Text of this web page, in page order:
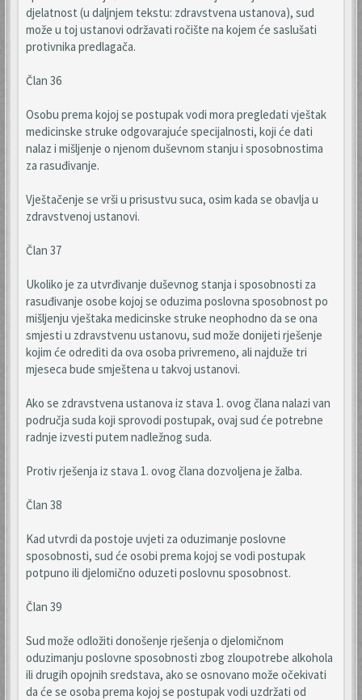
djelatnost (u daljnjem tekstu: zdravstvena ustanova), sud
može u toj ustanovi održavati ročište na kojem će saslušati
protivnika predlagača.
Član 36
Osobu prema kojoj se postupak vodi mora pregledati vještak
medicinske struke odgovarajuće specijalnosti, koji će dati
nalaz i mišljenje o njenom duševnom stanju i sposobnostima
za rasuđivanje.
Vještačenje se vrši u prisustvu suca, osim kada se obavlja u
zdravstvenoj ustanovi.
Član 37
Ukoliko je za utvrđivanje duševnog stanja i sposobnosti za
rasuđivanje osobe kojoj se oduzima poslovna sposobnost po
mišljenju vještaka medicinske struke neophodno da se ona
smjesti u zdravstvenu ustanovu, sud može donijeti rješenje
kojim će odrediti da ova osoba privremeno, ali najduže tri
mjeseca bude smještena u takvoj ustanovi.
Ako se zdravstvena ustanova iz stava 1. ovog člana nalazi van
područja suda koji sprovodi postupak, ovaj sud će potrebne
radnje izvesti putem nadležnog suda.
Protiv rješenja iz stava 1. ovog člana dozvoljena je žalba.
Član 38
Kad utvrdi da postoje uvjeti za oduzimanje poslovne
sposobnosti, sud će osobi prema kojoj se vodi postupak
potpuno ili djelomično oduzeti poslovnu sposobnost.
Član 39
Sud može odložiti donošenje rješenja o djelomičnom
oduzimanju poslovne sposobnosti zbog zloupotrebe alkohola
ili drugih opojnih sredstava, ako se osnovano može očekivati
da će se osoba prema kojoj se postupak vodi uzdržati od